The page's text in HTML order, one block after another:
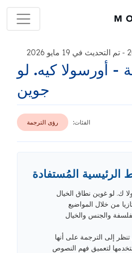
- تم التحديث في 19 مايو 2026
- أورسولا كيه. لو
جوين
الفئات: رؤى الترجمة
الرئيسية المُستفادة
ك. لو غوين نطاق الخيال
من خلال المواضيع
والجنس والخيال
إلى الترجمة على أنها
لتعميق فهم النصوص